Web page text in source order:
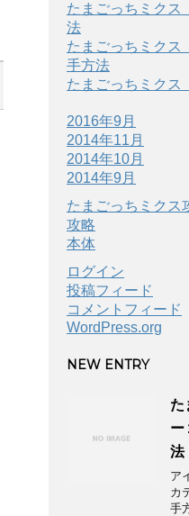
たまごっちミクス
法
たまごっちミクス
手方法
たまごっちミクス
2016年9月
2014年11月
2014年10月
2014年9月
たまごっちミクス
攻略
本体
ログイン
投稿フィード
コメントフィード
WordPress.org
NEW ENTRY
た
ー
法
ア
カ
手